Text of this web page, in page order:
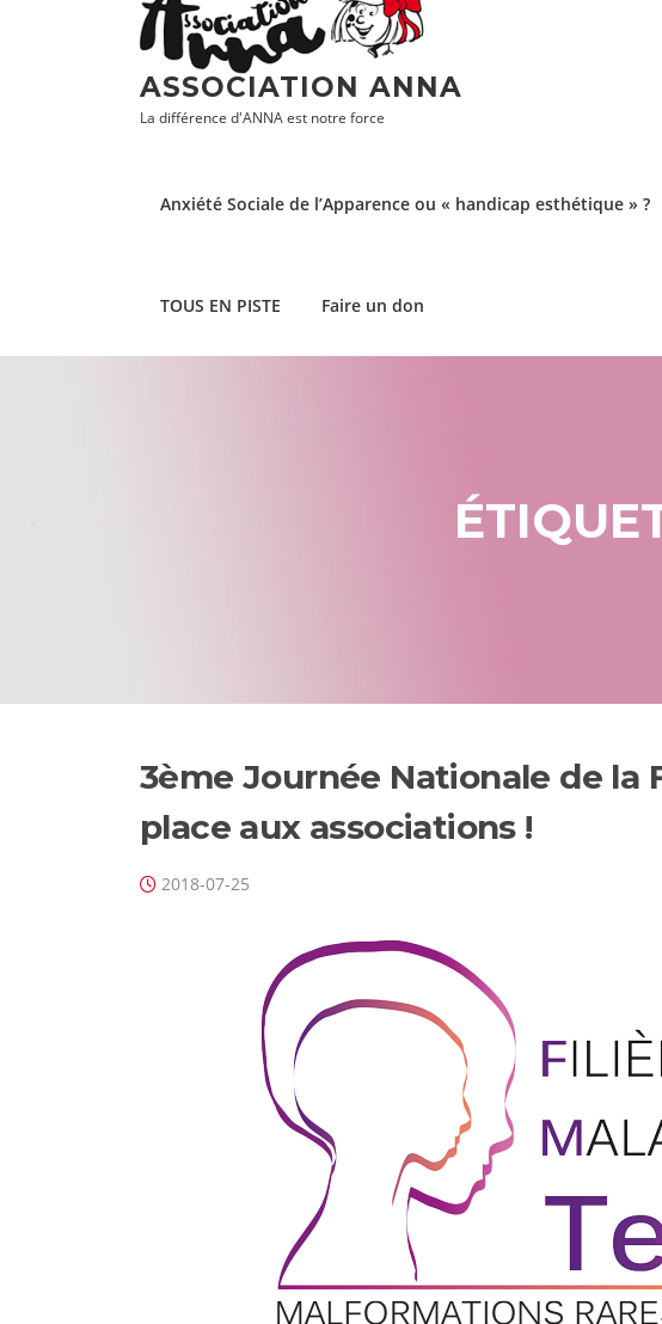
ASSOCIATION ANNA
La différence d'ANNA est notre force
Anxiété Sociale de l’Apparence ou « handicap esthétique » ?
TOUS EN PISTE Faire un don
3ème Journée Nationale de la
place aux associations !
2018-07-25